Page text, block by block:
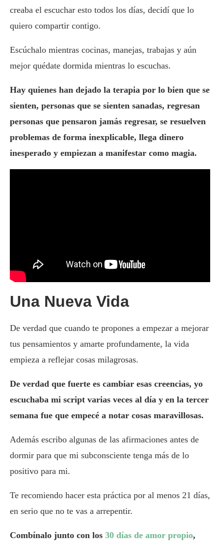
creaba el escuchar esto todos los días, decidí que lo
quiero compartir contigo.
Escúchalo mientras cocinas, manejas, trabajas y aún
mejor quédate dormida mientras lo escuchas.
Hay quienes han dejado la terapia por lo bien que se
sienten, personas que se sienten sanadas, regresan
personas que pensaron jamás regresar, se resuelven
problemas de forma inexplicable, llega dinero
inesperado y empiezan a manifestar como magia.
Una Nueva Vida
De verdad que cuando te propones a empezar a mejorar
tus pensamientos y amarte profundamente, la vida
empieza a reflejar cosas milagrosas.
De verdad que fuerte es cambiar esas creencias, yo
escuchaba mi script varias veces al día y en la tercer
semana fue que empecé a notar cosas maravillosas.
Además escribo algunas de las afirmaciones antes de
dormir para que mi subconsciente tenga más de lo
positivo para mi.
Te recomiendo hacer esta práctica por al menos 21 días,
en serio que no te vas a arrepentir.
Combínalo junto con los 30 días de amor propio,